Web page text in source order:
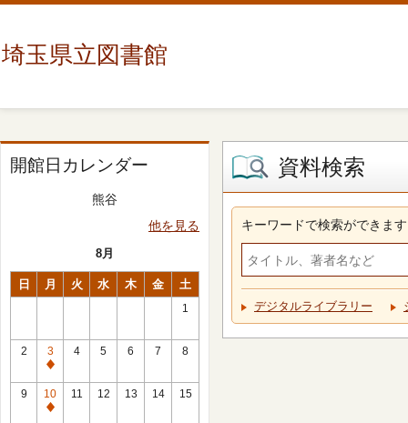
埼玉県立図書館
開館日カレンダー
熊谷
他を見る
8月
日 月 火 水 木 金 土
1
2
3
休
館
日
4 5 6 7 8
9
10
休
11 12 13 14 15
資料検索
キーワードで検索ができます
デジタルライブラリー